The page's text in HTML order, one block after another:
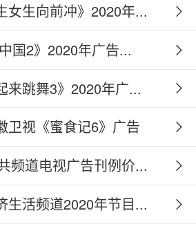
女生向前冲》2020年...
国2》2020年广告...
来跳舞3》2020年广...
卫视《蜜食记6》广告
频道电视广告刊例价...
生活频道2020年节目...